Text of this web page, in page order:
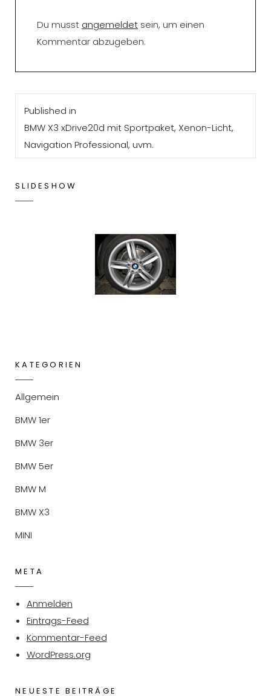
Du musst angemeldet sein, um einen
Kommentar abzugeben.
Beitragsnavigation
Published in
BMW X3 xDrive20d mit Sportpaket, Xenon-Licht,
Navigation Professional, uvm.
SLIDESHOW
KATEGORIEN
Allgemein
BMW 1er
BMW 3er
BMW 5er
BMW M
BMW X3
MINI
META
Anmelden
Eintrags-Feed
Kommentar-Feed
WordPress.org
NEUESTE BEITRÄGE